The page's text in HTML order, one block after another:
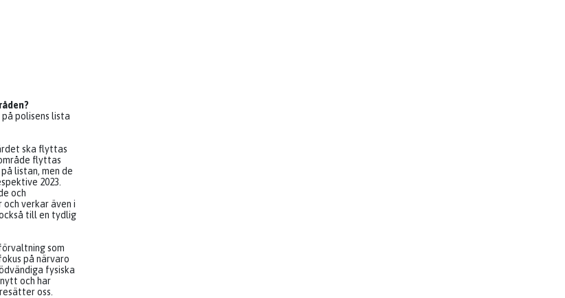
polisens lista
ska flyttas
flyttas
listan, men de
2023.
och
verkar även i
till en tydlig
som
på närvaro
fysiska
och har
oss.